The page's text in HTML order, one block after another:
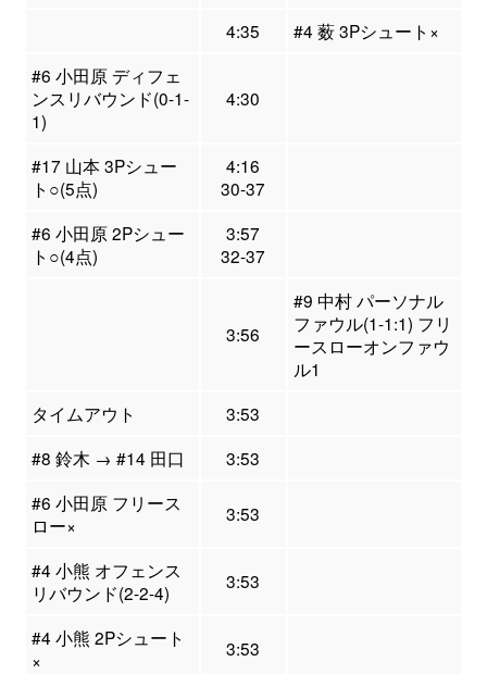
4:35
#4 薮 3Pシュート×
#6 小田原 ディフェ
ンスリバウンド(0-1-
1)
4:30
#17 山本 3Pシュー
ト○(5点)
4:16
30-37
#6 小田原 2Pシュー
ト○(4点)
3:57
32-37
3:56
#9 中村 パーソナル
ファウル(1-1:1) フリ
ースローオンファウ
ル1
タイムアウト
3:53
#8 鈴木 → #14 田口
3:53
#6 小田原 フリース
ロー×
3:53
#4 小熊 オフェンス
リバウンド(2-2-4)
3:53
#4 小熊 2Pシュート
×
3:53